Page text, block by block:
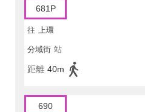
681P
往 上環
分域街 站
距離 40m
690